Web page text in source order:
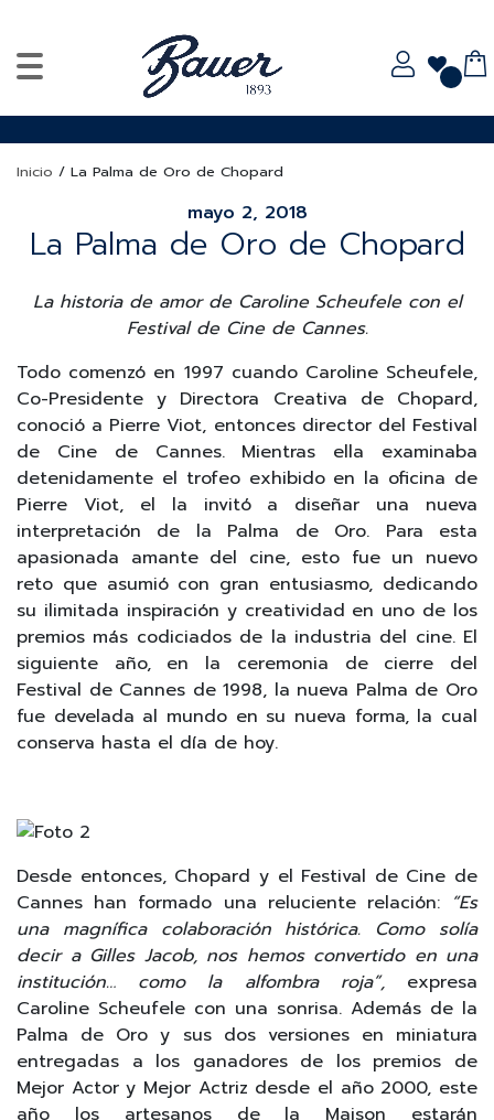
Inicio / La Palma de Oro de Chopard
mayo 2, 2018
La Palma de Oro de Chopard
La historia de amor de Caroline Scheufele con el
Festival de Cine de Cannes.
Todo comenzó en 1997 cuando Caroline Scheufele,
Co-Presidente y Directora Creativa de Chopard,
conoció a Pierre Viot, entonces director del Festival
de Cine de Cannes. Mientras ella examinaba
detenidamente el trofeo exhibido en la oficina de
Pierre Viot, el la invitó a diseñar una nueva
interpretación de la Palma de Oro. Para esta
apasionada amante del cine, esto fue un nuevo
reto que asumió con gran entusiasmo, dedicando
su ilimitada inspiración y creatividad en uno de los
premios más codiciados de la industria del cine. El
siguiente año, en la ceremonia de cierre del
Festival de Cannes de 1998, la nueva Palma de Oro
fue develada al mundo en su nueva forma, la cual
conserva hasta el día de hoy.
Desde entonces, Chopard y el Festival de Cine de
Cannes han formado una reluciente relación: “Es
una magnífica colaboración histórica. Como solía
decir a Gilles Jacob, nos hemos convertido en una
institución… como la alfombra roja”,expresa
Caroline Scheufele con una sonrisa. Además de la
Palma de Oro y sus dos versiones en miniatura
entregadas a los ganadores de los premios de
Mejor Actor y Mejor Actriz desde el año 2000, este
año los artesanos de la Maison estarán